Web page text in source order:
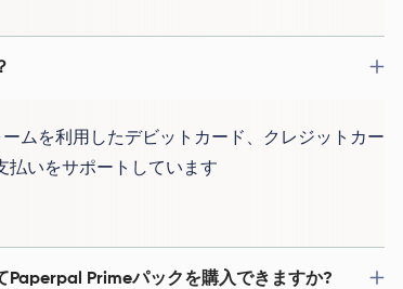
ムを利用したデビットカード、クレジットカー
払いをサポートしています
Paperpal Primeパックを購入できますか?